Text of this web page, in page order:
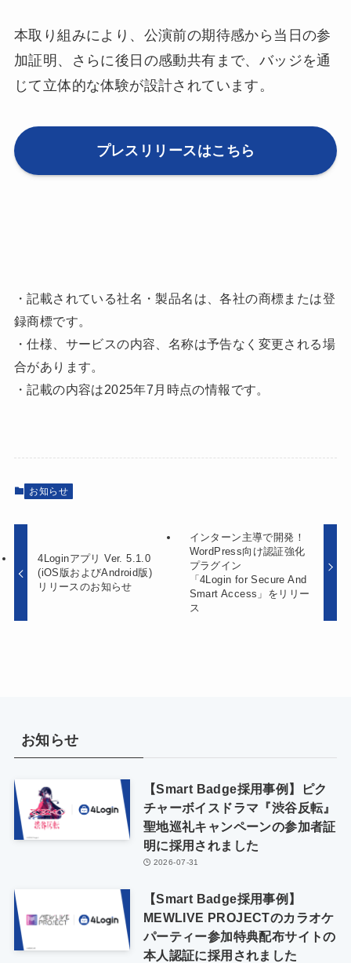
本取り組みにより、公演前の期待感から当日の参
加証明、さらに後日の感動共有まで、バッジを通
じて立体的な体験が設計されています。
プレスリリースはこちら
・記載されている社名・製品名は、各社の商標または登
録商標です。
・仕様、サービスの内容、名称は予告なく変更される場
合があります。
・記載の内容は2025年7月時点の情報です。
お知らせ
インターン主導で開発！
WordPress向け認証強化
プラグイン
「4Login for Secure And
Smart Access」をリリー
ス
4Loginアプリ Ver. 5.1.0
(iOS版およびAndroid版)
リリースのお知らせ
お知らせ
【Smart Badge採用事例】ピク
チャーボイスドラマ『渋谷反転』
聖地巡礼キャンペーンの参加者証
明に採用されました
2026-07-31
【Smart Badge採用事例】
MEWLIVE PROJECTのカラオケ
パーティー参加特典配布サイトの
本人認証に採用されました